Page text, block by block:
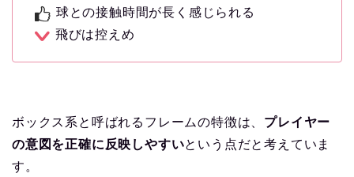
球との接触時間が長く感じられる
飛びは控えめ
ボックス系と呼ばれるフレームの特徴は、 プレイヤー
の意図を正確に反映しやすいという点だと考えていま
す。